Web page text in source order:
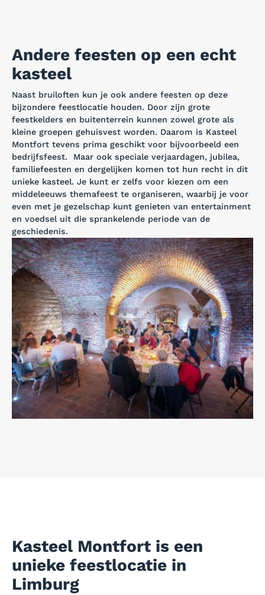
Andere feesten op een echt
kasteel
Naast bruiloften kun je ook andere feesten op deze
bijzondere feestlocatie houden. Door zijn grote
feestkelders en buitenterrein kunnen zowel grote als
kleine groepen gehuisvest worden. Daarom is Kasteel
Montfort tevens prima geschikt voor bijvoorbeeld een
bedrijfsfeest. Maar ook speciale verjaardagen, jubilea,
familiefeesten en dergelijken komen tot hun recht in dit
unieke kasteel. Je kunt er zelfs voor kiezen om een
middeleeuws themafeest te organiseren, waarbij je voor
even met je gezelschap kunt genieten van entertainment
en voedsel uit die sprankelende periode van de
geschiedenis.
Kasteel Montfort is een
unieke feestlocatie in
Limburg